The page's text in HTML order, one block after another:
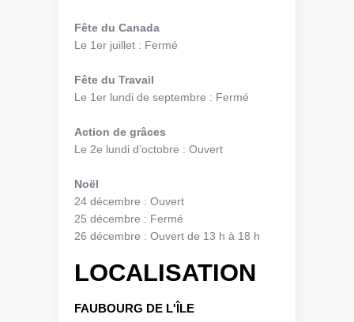
Fête du Canada
Le 1er juillet : Fermé
Fête du Travail
Le 1er lundi de septembre : Fermé
Action de grâces
Le 2e lundi d’octobre : Ouvert
Noël
24 décembre : Ouvert
25 décembre : Fermé
26 décembre : Ouvert de 13 h à 18 h
LOCALISATION
FAUBOURG DE L'ÎLE